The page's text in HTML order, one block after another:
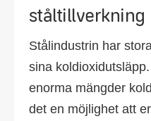
ståltillverkning
Stålindustrin har
sina
enorma mängder
det en möjlighet att